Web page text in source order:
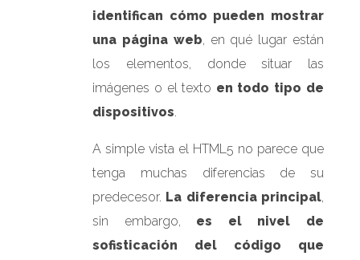
identifican cómo pueden mostrar
una página web , en qué lugar están
los elementos, donde situar las
imágenes o el texto en todo tipo de
dispositivos
A simple vista el HTML5 no parece que
tenga muchas diferencias de su
predecesor. La diferencia principal,
sin embargo, es el nivel de
sofisticación del código que